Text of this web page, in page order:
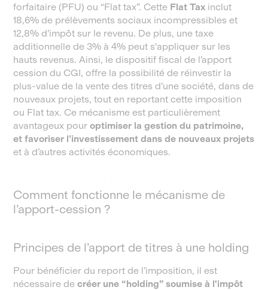
forfaitaire (PFU) ou “Flat tax”. Cette Flat Tax inclut
18,6% de prélèvements sociaux incompressibles et
12,8% d’impôt sur le revenu. De plus, une taxe
additionnelle de 3% à 4% peut s'appliquer sur les
hauts revenus. Ainsi, le dispositif fiscal de l’apport
cession du CGI, offre la possibilité de réinvestir la
plus-value de la vente des titres d’une société, dans de
nouveaux projets, tout en reportant cette imposition
ou Flat tax. Ce mécanisme est particulièrement
avantageux pouroptimiser la gestion du patrimoine,
et favoriser l’investissement dans de nouveaux projets
et à d’autres activités économiques.
Comment fonctionne le mécanisme de
l’apport-cession ?
Principes de l’apport de titres à une holding
Pour bénéficier du report de l’imposition, il est
nécessaire decréer une “holding” soumise à l'impôt